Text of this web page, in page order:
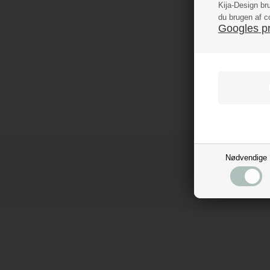
Kija-Design
du brugen af
Googles
Nødvendige